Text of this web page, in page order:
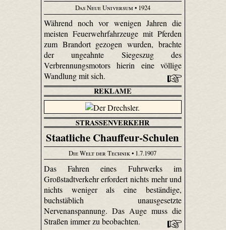
Das Neue Universum• 1924
Während noch vor wenigen Jahren die
meisten Feuerwehrfahrzeuge mit Pferden
zum Brandort gezogen wurden, brachte
der ungeahnte Siegeszug des
Verbrennungsmotors hierin eine völlige
Wandlung mit sich.
REKLAME
STRASSENVERKEHR
Staatliche Chauffeur-Schulen
Die Welt der Technik• 1.7.1907
Das Fahren eines Fuhrwerks im
Großstadtverkehr erfordert nichts mehr und
nichts weniger als eine beständige,
buchstäblich unausgesetzte
Nervenanspannung. Das Auge muss die
Straßen immer zu beobachten.